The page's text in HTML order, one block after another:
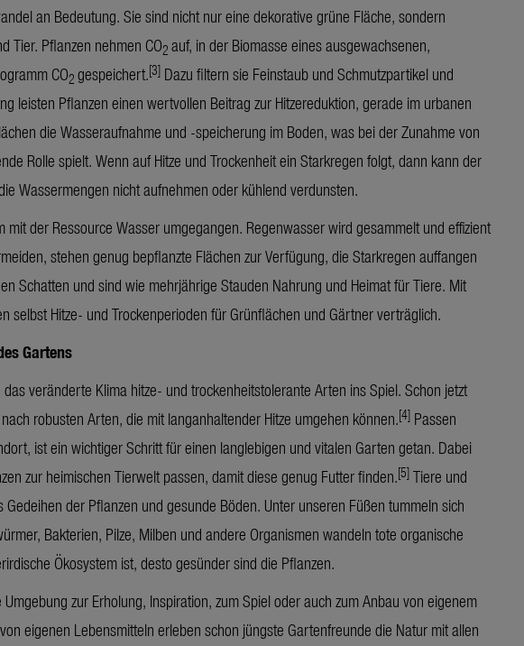
an Bedeutung. Sie sind nicht nur eine dekorative grüne Fläche, sondern
Tier. Pflanzen nehmen CO2 auf, in der Biomasse eines ausgewachsenen,
CO2 gespeichert.[3] Dazu filtern sie Feinstaub und Schmutzpartikel und
leisten Pflanzen einen wertvollen Beitrag zur Hitzereduktion, gerade im urbanen
die Wasseraufnahme und -speicherung im Boden, was bei der Zunahme von
Rolle spielt. Wenn auf Hitze und Trockenheit ein Starkregen folgt, dann kann der
Wassermengen nicht aufnehmen oder kühlend verdunsten.
der Ressource Wasser umgegangen. Regenwasser wird gesammelt und effizient
stehen genug bepflanzte Flächen zur Verfügung, die Starkregen auffangen
Schatten und sind wie mehrjährige Stauden Nahrung und Heimat für Tiere. Mit
selbst Hitze- und Trockenperioden für Grünflächen und Gärtner verträglich.
Gartens
veränderte Klima hitze- und trockenheitstolerante Arten ins Spiel. Schon jetzt
robusten Arten, die mit langanhaltender Hitze umgehen können.[4] Passen
ist ein wichtiger Schritt für einen langlebigen und vitalen Garten getan. Dabei
zur heimischen Tierwelt passen, damit diese genug Futter finden.[5] Tiere und
der Pflanzen und gesunde Böden. Unter unseren Füßen tummeln sich
Bakterien, Pilze, Milben und andere Organismen wandeln tote organische
Ökosystem ist, desto gesünder sind die Pflanzen.
zur Erholung, Inspiration, zum Spiel oder auch zum Anbau von eigenem
eigenen Lebensmitteln erleben schon jüngste Gartenfreunde die Natur mit allen